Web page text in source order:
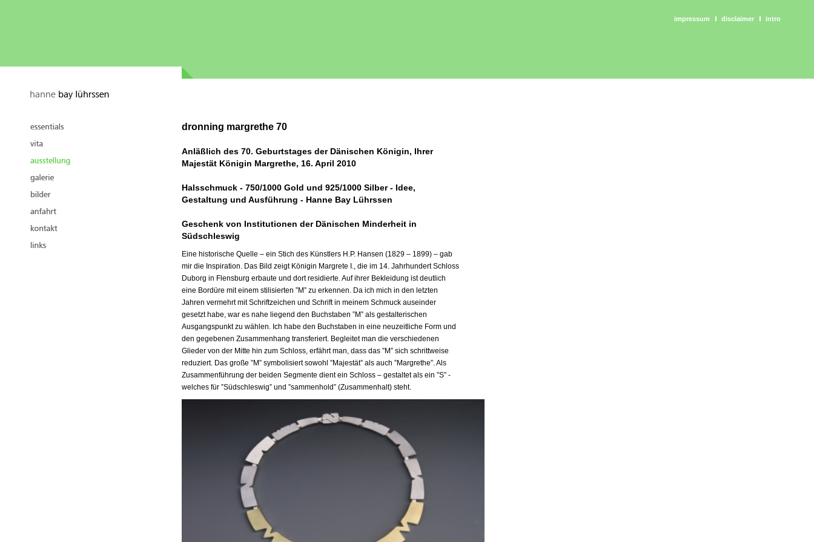
impressum disclaimer intro
dronning margrethe 70
Anläßlich des 70. Geburtstages der Dänischen Königin, Ihrer
Majestät Königin Margrethe, 16. April 2010
Halsschmuck - 750/1000 Gold und 925/1000 Silber - Idee,
Gestaltung und Ausführung - Hanne Bay Lührssen
Geschenk von Institutionen der Dänischen Minderheit in
Südschleswig
Eine historische Quelle – ein Stich des Künstlers H.P. Hansen (1829 – 1899) – gab
mir die Inspiration. Das Bild zeigt Königin Margrete I., die im 14. Jahrhundert Schloss
Duborg in Flensburg erbaute und dort residierte. Auf ihrer Bekleidung ist deutlich
eine Bordüre mit einem stilisierten ”M” zu erkennen. Da ich mich in den letzten
Jahren vermehrt mit Schriftzeichen und Schrift in meinem Schmuck auseinder
gesetzt habe, war es nahe liegend den Buchstaben ”M” als gestalterischen
Ausgangspunkt zu wählen. Ich habe den Buchstaben in eine neuzeitliche Form und
den gegebenen Zusammenhang transferiert. Begleitet man die verschiedenen
Glieder von der Mitte hin zum Schloss, erfährt man, dass das ”M” sich schrittweise
reduziert. Das große ”M” symbolisiert sowohl ”Majestät” als auch ”Margrethe”. Als
Zusammenführung der beiden Segmente dient ein Schloss – gestaltet als ein ”S” -
welches für ”Südschleswig” und ”sammenhold” (Zusammenhalt) steht.